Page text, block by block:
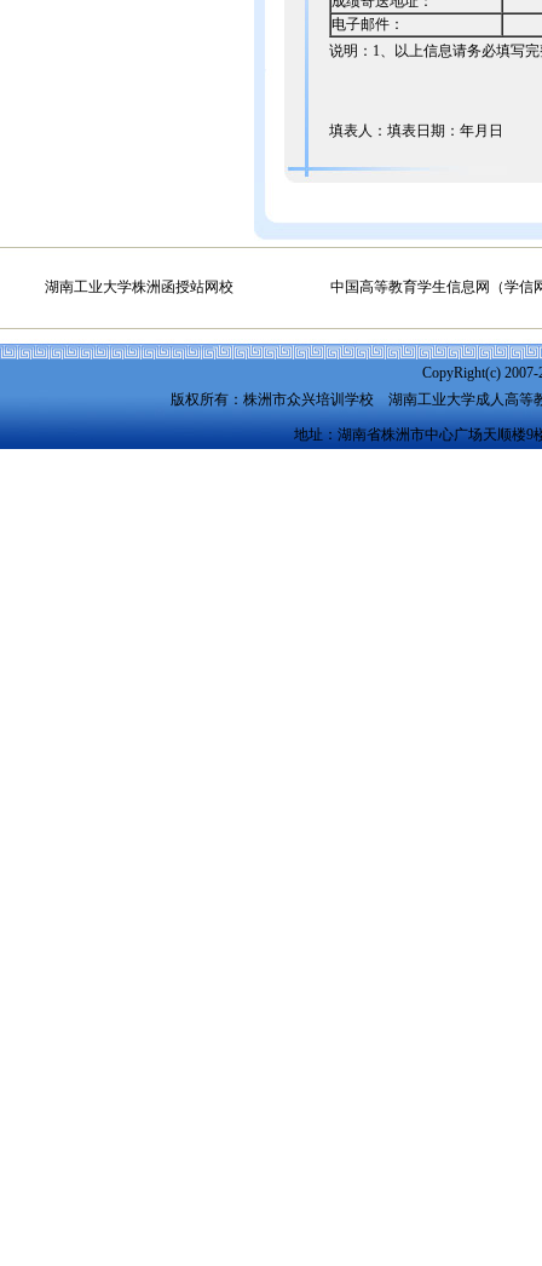
电子邮件：
说明：1、以上信息请务必填写
填表人：填表日期：年月日
湖南工业大学株洲函授站网校 中国高等教育学生信息网（学信
CopyRight(c)
版权所有：株洲市众兴培训学校 湖南工业大学成人高等
地址：湖南省株洲市中心广场天顺楼